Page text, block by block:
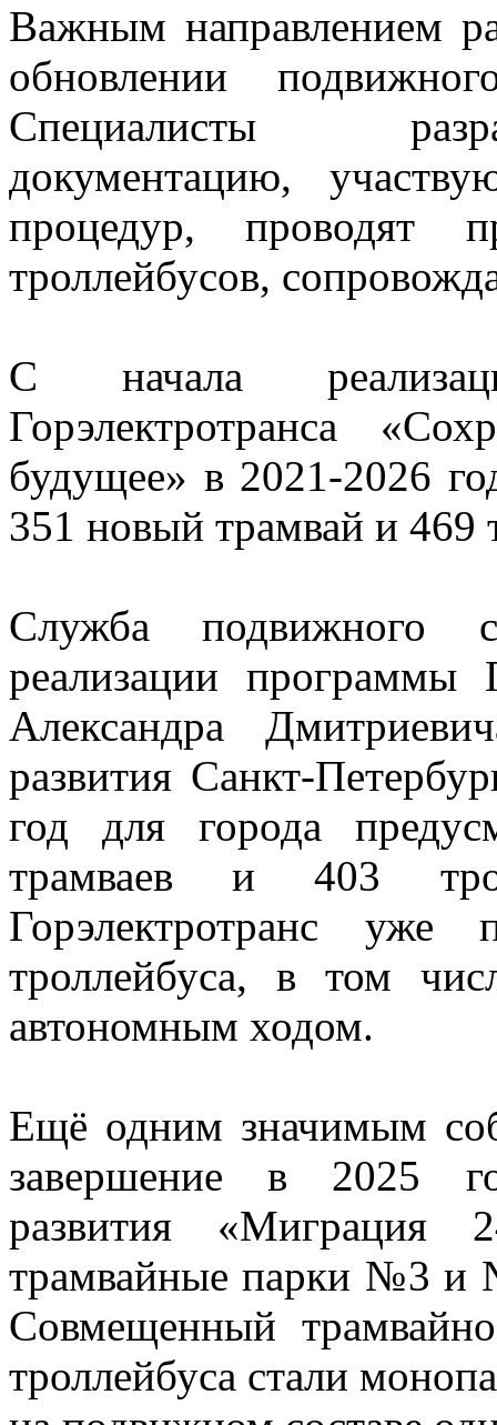
Важным направлением
обновлении
Специалисты
документацию,
процедур, проводят
троллейбусов,
С начала
Горэлектротранса
будущее» в 2021-2026
351 новый трамвай и 469
Служба подвижного
реализации программы
Александра
развития Санкт-
год для города
трамваев и 403
Горэлектротранс
троллейбуса, в том
автономным ходом.
Ещё одним значимым
завершение в 2025
развития «Миграция
трамвайные парки №3
Совмещенный
троллейбуса стали